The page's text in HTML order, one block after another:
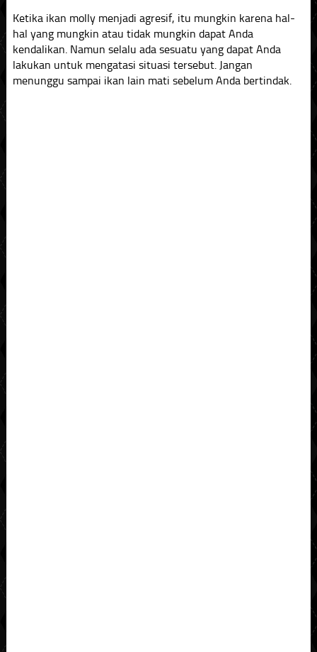
Ketika ikan molly menjadi agresif, itu mungkin karena hal-
hal yang mungkin atau tidak mungkin dapat Anda
kendalikan. Namun selalu ada sesuatu yang dapat Anda
lakukan untuk mengatasi situasi tersebut. Jangan
menunggu sampai ikan lain mati sebelum Anda bertindak.